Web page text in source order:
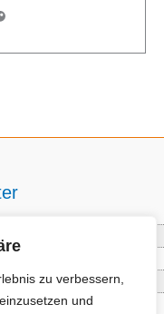
zu verbessern,
und
GmbH